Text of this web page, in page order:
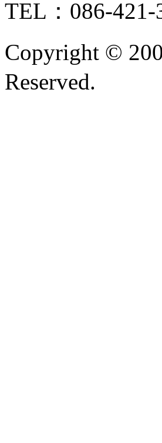
TEL：086-
Copyright ©
Reserved.